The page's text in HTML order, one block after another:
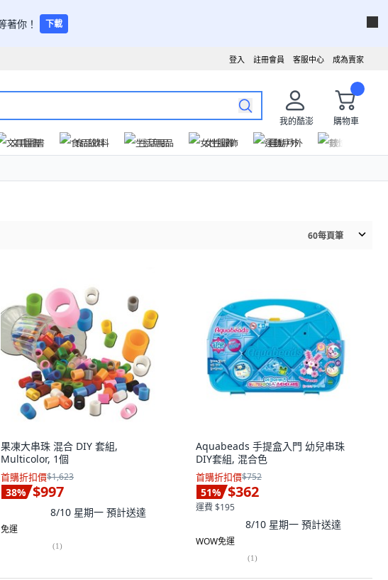
著你！ 下載
成為賣家
客服中心
註冊會員
登入
我的酷澎
購物車
文具圖書 食品飲料 生活用品 女性服飾 運動戶外 數位家電
60每頁筆
果凍大串珠 混合 DIY 套組,
Multicolor, 1個
首購折扣價$1,623
38% $997
8/10 星期一 預計送達
免運
(1)
Aquabeads 手提盒入門 幼兒串珠
DIY套組, 混合色
首購折扣價$752
51% $362
運費 $195
8/10 星期一 預計送達
WOW免運
(1)